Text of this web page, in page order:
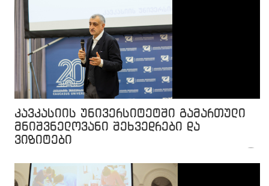
კავკასიის უნივერსიტეტში გამართული
მნიშვნელოვანი შეხვედრები და
ვიზიტები